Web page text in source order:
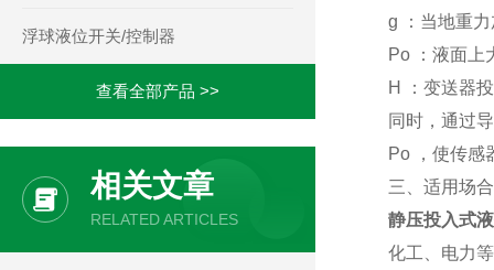
浮球液位开关/控制器
查看全部产品 >>
相关文章
RELATED ARTICLES
g ：当地重
Po ：液面上
H ：变送器
同时，通过
Po ，使传感
三、适用场
静压投入式
化工、电力